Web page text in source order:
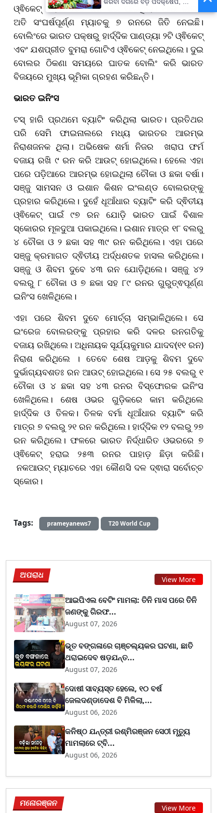
ଓ୍ଵିକେଟ୍ ହରାଇ ୨୪୬ ରନ କରି ପାରିଥିଲା। ଆଉ ଭାରତ
ଅତି ସଂଘର୍ଷପୂର୍ଣ୍ଣ ମ୍ୟାଚକୁ ୭ ରନରେ ଜିତି ନେଇଛି।
ବୋଲିଂରେ ଭାରତ ପକ୍ଷରୁ ହାର୍ଦ୍ଦିକ ପାଣ୍ଡ୍ୟା ୨ଟି ଓ୍ଵିକେଟ୍
ଏବଂ ଯଶପ୍ରୀତ ବୁମରା ଗୋଟିଏ ଓ୍ଵିକେଟ୍ ନେଇଥିଲେ। ଦୁଇ
ବୋଲର ଠିକଣା ସମୟରେ ଘାତକ ବୋଲିଂ କରି ଭାରତ
ବିଜୟରେ ମୁଖ୍ୟ ଭୂମିକା ଗ୍ରହଣ କରିଛନ୍ତି।
ଭାରତ ଇନିଂସ
ଟସ୍ ହାରି ପ୍ରଥମେ ବ୍ୟାଟିଂ କରିଥିଲା ଭାରତ। ପ୍ରତିଥର
ପରି ସେମି ଫାଇନାଲରେ ମଧ୍ୟ ଭାରତର ଆରମ୍ଭ
ନିରାଶଜନକ ଥିଲା। ଅଭିଷେକ ଶର୍ମା ନିଜର ଖରାପ ଫର୍ମ
ବଜାୟ ରଖି ୯ ରନ କରି ଆଉଟ୍ ହୋଇଥିଲେ। ହେଲେ ଏହା
ପରେ ପଡ଼ିଆରେ ଆରମ୍ଭ ହୋଇଥିଲା ଚୌକା ଓ ଛକା ବର୍ଷା।
ସଞ୍ଜୁ ସାମସନ ଓ ଇଶାନ କିଶନ ଇଂଲଣ୍ଡ ବୋଲରଙ୍କୁ
ପ୍ରହାର କରିଥିଲେ। ଦୁହେଁ ଧୂଆଁଧାର ବ୍ୟାଟିଂ କରି ଦ୍ଵିତୀୟ
ଓ୍ଵିକେଟ୍ ପାଇଁ ୯୭ ରନ ଯୋଡ଼ି ଭାରତ ପାଇଁ ବିଶାଳ
ସ୍କୋରର ମୂଳଦୁଆ ପକାଇଥିଲେ। ଇଶାନ ମାତ୍ର ୧୮ ବଲରୁ
୪ ଚୌକା ଓ ୨ ଛକା ସହ ୩୯ ରନ କରିଥିଲେ। ଏହା ପରେ
ସଞ୍ଜୁ କ୍ରମାଗତ ଦ୍ଵିତୀୟ ଅର୍ଦ୍ଧଶତକ ହାସଲ କରିଥିଲେ।
ସଞ୍ଜୁ ଓ ଶିବମ ଦୁବେ ୪୩ ରନ ଯୋଡ଼ିଥିଲେ। ସଞ୍ଜୁ ୪୨
ବଲରୁ ୮ ଚୌକା ଓ ୭ ଛକା ସହ ୮୯ ରନର ଗୁରୁତ୍ଵପୂର୍ଣ୍ଣ
ଇନିଂସ ଖେଳିଥିଲେ।
ଏହା ପରେ ଶିବମ ଦୁବେ ମୋର୍ଚ୍ଚା ସମ୍ଭାଳିଥିଲେ। ସେ
ଇଂରେଜ ବୋଲରଙ୍କୁ ପ୍ରହାର କରି ଦଳର ରନଗତିକୁ
ବଜାୟ ରଖିଥିଲେ। ଅଧିନାୟକ ସୂର୍ଯ୍ୟକୁମାର ଯାଦବ(୧୧ ରନ)
ନିରାଶ କରିଥିଲେ । ତେବେ ଶେଷ ଆଡ଼କୁ ଶିବମ ଦୁବେ
ଦୁର୍ଭାଗ୍ୟବଶତଃ ରନ ଆଉଟ୍ ହୋଇଥିଲେ। ସେ ୨୫ ବଲରୁ ୧
ଚୌକା ଓ ୪ ଛକା ସହ ୪୩ ରନର ବିସ୍ଫୋରକ ଇନିଂସ
ଖେଳିଥିଲେ। ଶେଷ ଓଭର ଗୁଡ଼ିକରେ କାମ କରିଥିଲେ
ହାର୍ଦ୍ଦିକ ଓ ତିଳକ। ତିଳକ ବର୍ମା ଧୂଆଁଧାର ବ୍ୟାଟିଂ କରି
ମାତ୍ର ୭ ବଲରୁ ୨୧ ରନ କରିଥିଲେ। ହାର୍ଦ୍ଦିକ ୧୨ ବଲରୁ ୨୭
ରନ କରିଥିଲେ। ଫଳରେ ଭାରତ ନିର୍ଦ୍ଧାରିତ ଓଭରରେ ୭
ଓ୍ଵିକେଟ୍ ହରାଇ ୨୫୩ ରନର ପାହାଡ଼ ଛିଡ଼ା କରିଛି।
ନକଆଉଟ୍ ମ୍ୟାଚରେ ଏହା କୌଣସି ଦଳ ଦ୍ଵାରା ସର୍ବୋଚ୍ଚ
ସ୍କୋର।
Tags: prameyanews7 T20 World Cup
ଅପରାଧ View More
ଆଇପିଏଲ ବେଟିଂ ମାମଲା: ତିନି ମାସ ପରେ ତିନି
ଜଣଙ୍କୁ ଗିରଫ...
August 07, 2026
ଭୂତ ବଙ୍ଗଳାରେ ଚାଞ୍ଚଲ୍ୟକର ଘଟଣା, ଛାତି
ଥରାଇଦେବ ଷଡ଼ଯନ୍ତ...
August 07, 2026
ଦୋଷୀ ସାବ୍ୟସ୍ତ ହେଲେ, ୧୦ ବର୍ଷ
ଜେଲଦଣ୍ଡାଦେଶ ବି ମିଳିଲା,...
August 06, 2026
କନିଷ୍ଠ ଯନ୍ତ୍ରୀ ରଶ୍ମିରଞ୍ଜନ ସେଠୀ ମୃତ୍ୟୁ
ମାମଲାରେ ଟ୍ବି...
August 06, 2026
ମନୋରଞ୍ଜନ View More
କରିବା ଦିଗରେ ବଡ଼ ପଦକ୍ଷେପ, ୪୨
ହଜାରରୁ ଅଧିକ ନିଯୁକ୍ତି ସୁଯୋଗ